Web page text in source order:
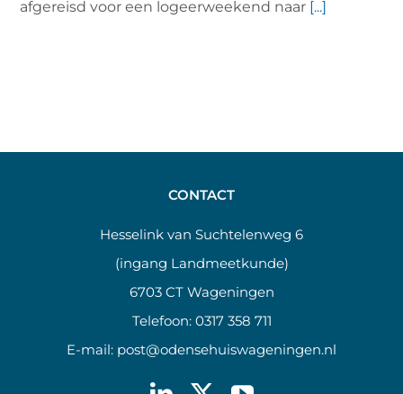
afgereisd voor een logeerweekend naar [...]
CONTACT
Hesselink van Suchtelenweg 6
(ingang Landmeetkunde)
6703 CT Wageningen
Telefoon: 0317 358 711
E-mail: post@odensehuiswageningen.nl